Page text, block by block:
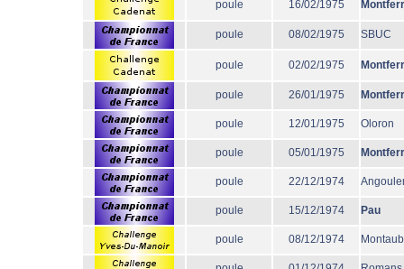
poule 16/02/1975
poule 08/02/1975 SBUC
poule 02/02/1975
poule 26/01/1975
poule 12/01/1975 Oloron
poule 05/01/1975
poule 22/12/1974
poule 15/12/1974 Pau
poule 08/12/1974